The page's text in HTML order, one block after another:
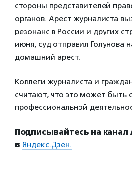
стороны представителей
органов. Арест журналиста
резонанс в России и других
июня, суд отправил Голунова
домашний арест.
Коллеги журналиста и
считают, что это может быть
профессиональной
Подписывайтесь на канал
в Яндекс.Дзен.